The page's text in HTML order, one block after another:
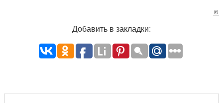
©
Добавить в закладки: